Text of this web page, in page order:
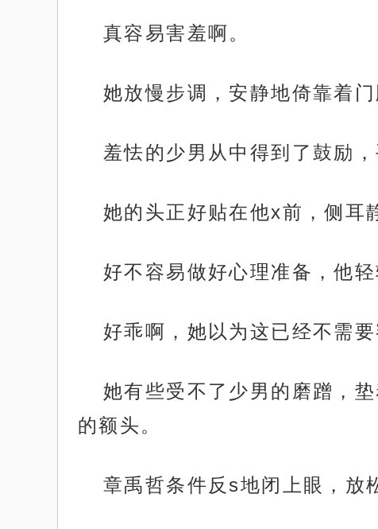
真容易害羞啊。
她放慢步调，安静地倚靠着
羞怯的少男从中得到了鼓励
她的头正好贴在他x前，侧耳
好不容易做好心理准备，他轻
好乖啊，她以为这已经不需要
她有些受不了少男的磨蹭，
的额头。
章禹哲条件反s地闭上眼，放